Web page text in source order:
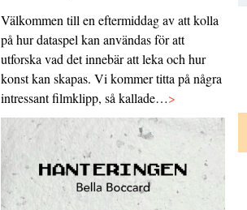
Välkommen till en eftermiddag av att kolla
på hur dataspel kan användas för att
utforska vad det innebär att leka och hur
konst kan skapas. Vi kommer titta på några
intressant filmklipp, så kallade…>